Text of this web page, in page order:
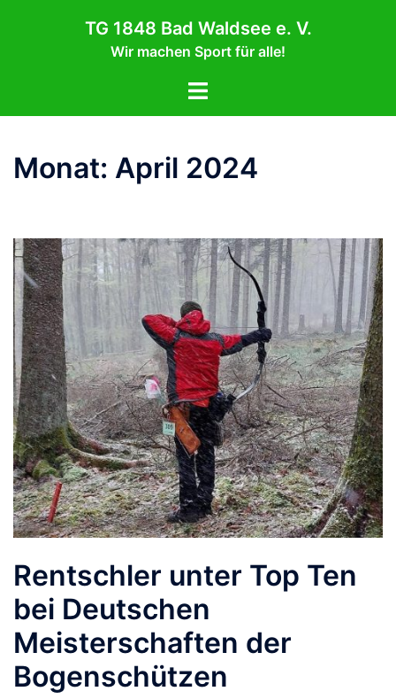
TG 1848 Bad Waldsee e. V.
Wir machen Sport für alle!
Menü
Monat: April 2024
Rentschler unter Top Ten
bei Deutschen
Meisterschaften der
Bogenschützen